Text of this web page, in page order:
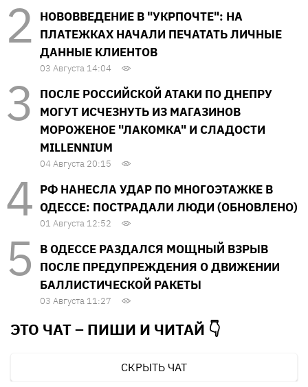
НОВОВВЕДЕНИЕ В "УКРПОЧТЕ": НА
ПЛАТЕЖКАХ НАЧАЛИ ПЕЧАТАТЬ ЛИЧНЫЕ
ДАННЫЕ КЛИЕНТОВ
03 Августа 14:04
ПОСЛЕ РОССИЙСКОЙ АТАКИ ПО ДНЕПРУ
МОГУТ ИСЧЕЗНУТЬ ИЗ МАГАЗИНОВ
МОРОЖЕНОЕ "ЛАКОМКА" И СЛАДОСТИ
MILLENNIUM
04 Августа 20:15
РФ НАНЕСЛА УДАР ПО МНОГОЭТАЖКЕ В
ОДЕССЕ: ПОСТРАДАЛИ ЛЮДИ (ОБНОВЛЕНО)
01 Августа 12:52
В ОДЕССЕ РАЗДАЛСЯ МОЩНЫЙ ВЗРЫВ
ПОСЛЕ ПРЕДУПРЕЖДЕНИЯ О ДВИЖЕНИИ
БАЛЛИСТИЧЕСКОЙ РАКЕТЫ
03 Августа 11:27
ЭТО ЧАТ – ПИШИ И ЧИТАЙ 👇
СКРЫТЬ ЧАТ